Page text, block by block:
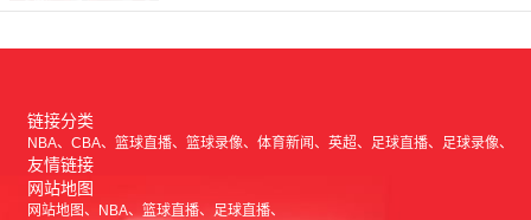
链接分类
NBA CBA 篮球直播 篮球录像 体育新闻 英超 足球直播 足球录像
友情链接
网站地图
网站地图 NBA 篮球直播 足球直播